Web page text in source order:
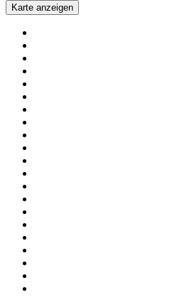
Karte anzeigen